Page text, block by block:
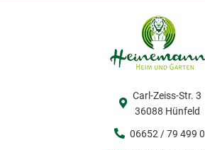
Carl-Zeiss-Str. 3
36088 Hünfeld
06652 / 79 499 0